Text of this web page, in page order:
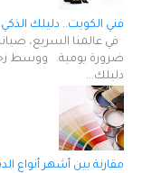
فني الكويت.. دليلك
في عالمنا السريع،
ضرورة يومية. ووسط
دليلك...
مقارنة بين أشهر أنواع